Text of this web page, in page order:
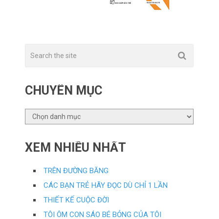
CHUYÊN MỤC
CHUYÊN
MỤC
XEM NHIỀU NHẤT
TRÊN ĐƯỜNG BĂNG
CÁC BẠN TRẺ HÃY ĐỌC DÙ CHỈ 1 LẦN
THIẾT KẾ CUỘC ĐỜI
TÔI ÔM CON SÁO BÉ BỎNG CỦA TÔI